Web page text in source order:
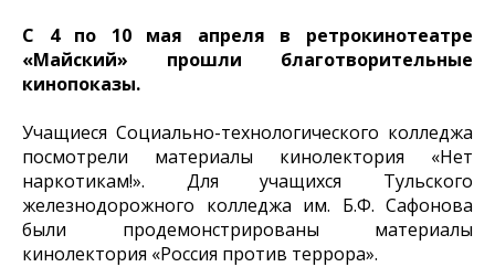
С 4 по 10 мая апреля в ретрокинотеатре
«Майский» прошли благотворительные
кинопоказы.
Учащиеся Социально-технологического колледжа
посмотрели материалы кинолектория «Нет
наркотикам!». Для учащихся Тульского
железнодорожного колледжа им. Б.Ф. Сафонова
были продемонстрированы материалы
кинолектория «Россия против террора».